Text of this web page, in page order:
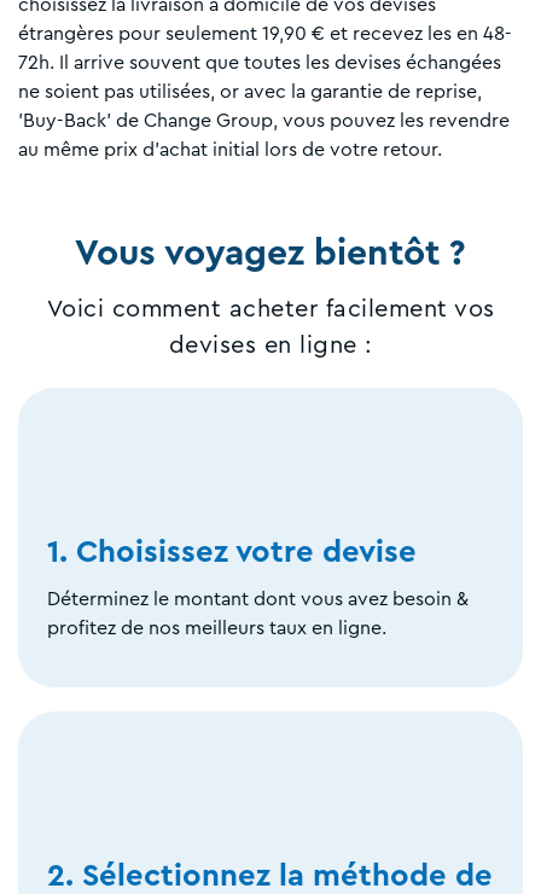
choisissez la livraison à domicile de vos devises
étrangères pour seulement 19,90 € et recevez les en 48-
72h. Il arrive souvent que toutes les devises échangées
ne soient pas utilisées, or avec la garantie de reprise,
'Buy-Back' de Change Group, vous pouvez les revendre
au même prix d’achat initial lors de votre retour.
Vous voyagez bientôt ?
Voici comment acheter facilement vos
devises en ligne :
1. Choisissez votre devise
Déterminez le montant dont vous avez besoin &
profitez de nos meilleurs taux en ligne.
2. Sélectionnez la méthode de